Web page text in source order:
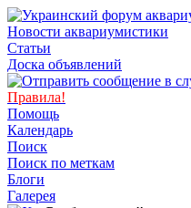
Новости аквариумистики
Статьи
Доска объявлений
Правила!
Помощь
Календарь
Поиск
Поиск по меткам
Блоги
Галерея